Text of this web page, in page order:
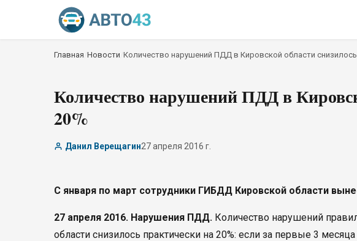
Главная Новости Количество нарушений ПДД в Кировской области снизилось
Количество нарушений ПДД в
20%
Данил Верещагин27 апреля 2016 г.
С января по март сотрудники ГИБДД Кировской области
27 апреля 2016. Нарушения ПДД. Количество нарушений
области снизилось практически на 20%: если за первые 3